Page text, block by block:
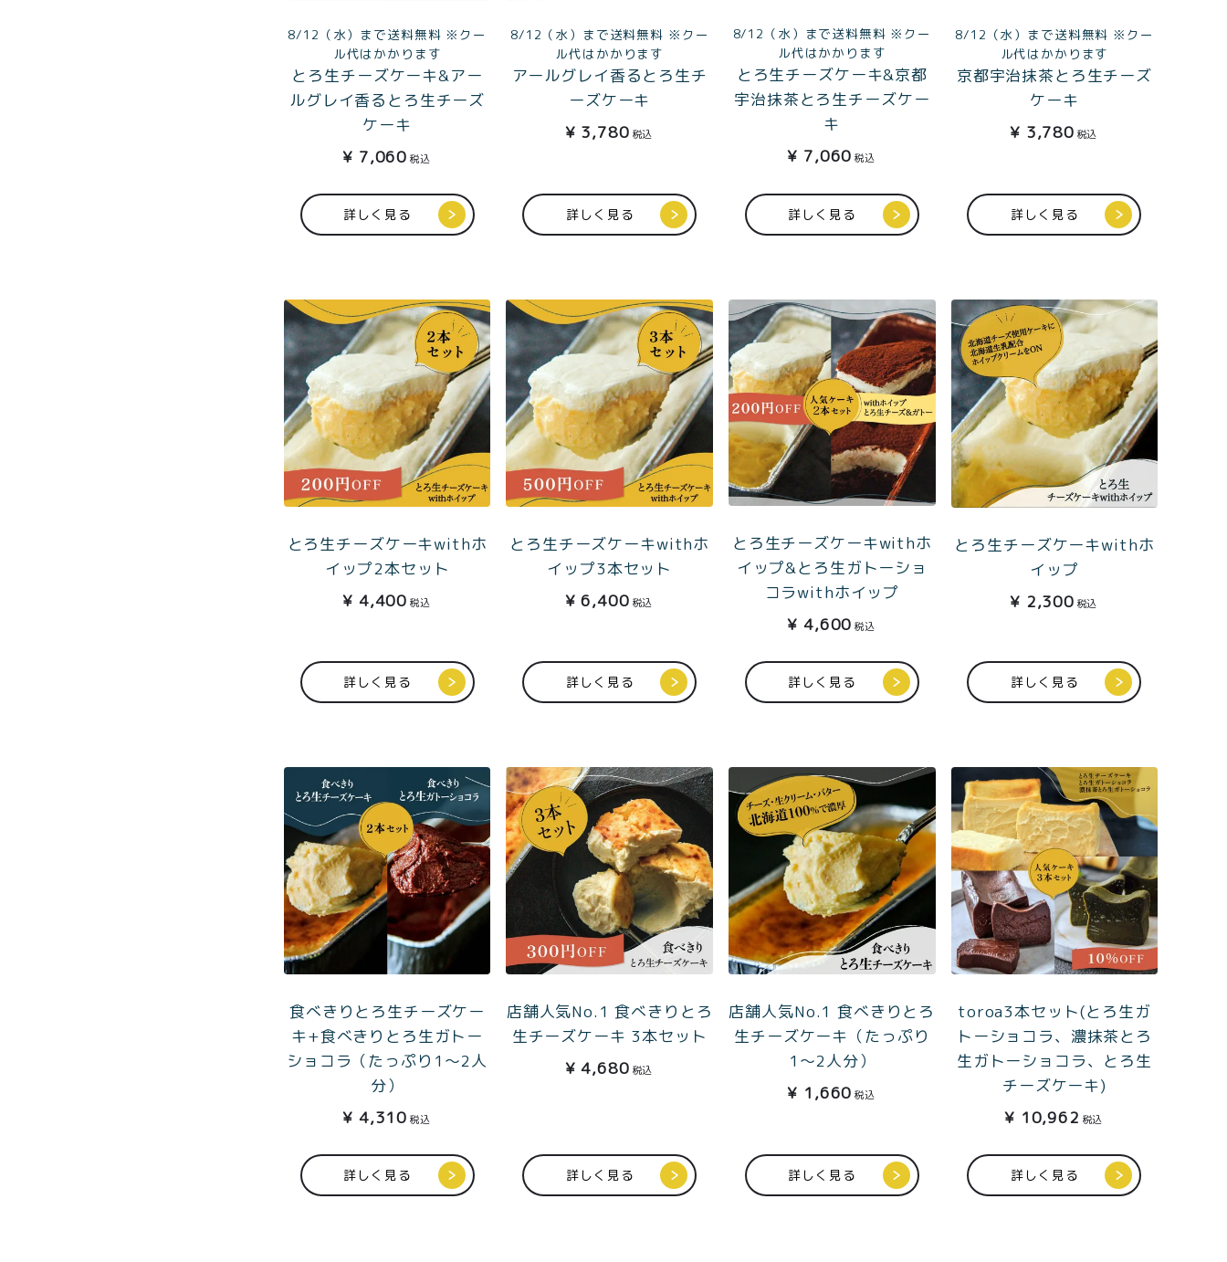
特典
わせ
プライバシーポリシー 特定商取引法に基づく表記
株式会社フードクリエイティブファクトリー
〒599-8237
堺市中区深井水池町3210-1
10:00〜17:00（平日）
8/12（水）まで送料無料 ※クー
ル代はかかります
とろ生チーズケーキ&アー
ルグレイ香るとろ生チーズ
ケーキ
¥ 7,060 税込
詳しく見る
8/12（水）まで送料無料 ※クー
ル代はかかります
アールグレイ香るとろ生チ
ーズケーキ
¥ 3,780 税込
詳しく見る
8/12（水）まで送料無料 ※クー
ル代はかかります
とろ生チーズケーキ&京都
宇治抹茶とろ生チーズケー
キ
¥ 7,060 税込
詳しく見る
8/12（水）まで送料無料 ※クー
ル代はかかります
京都宇治抹茶とろ生チーズ
ケーキ
¥ 3,780 税込
詳しく見る
とろ生チーズケーキwithホ
イップ2本セット
¥ 4,400 税込
詳しく見る
とろ生チーズケーキwithホ
イップ3本セット
¥ 6,400 税込
詳しく見る
とろ生チーズケーキwithホ
イップ&とろ生ガトーショ
コラwithホイップ
¥ 4,600 税込
詳しく見る
とろ生チーズケーキwithホ
イップ
¥ 2,300 税込
詳しく見る
食べきりとろ生チーズケー
キ+食べきりとろ生ガトー
ショコラ（たっぷり1〜2人
分）
¥ 4,310 税込
詳しく見る
店舗人気No.1 食べきりとろ
生チーズケーキ 3本セット
¥ 4,680 税込
詳しく見る
店舗人気No.1 食べきりとろ
生チーズケーキ（たっぷり
1〜2人分）
¥ 1,660 税込
詳しく見る
toroa3本セット(とろ生ガ
トーショコラ、濃抹茶とろ
生ガトーショコラ、とろ生
チーズケーキ)
¥ 10,962 税込
詳しく見る